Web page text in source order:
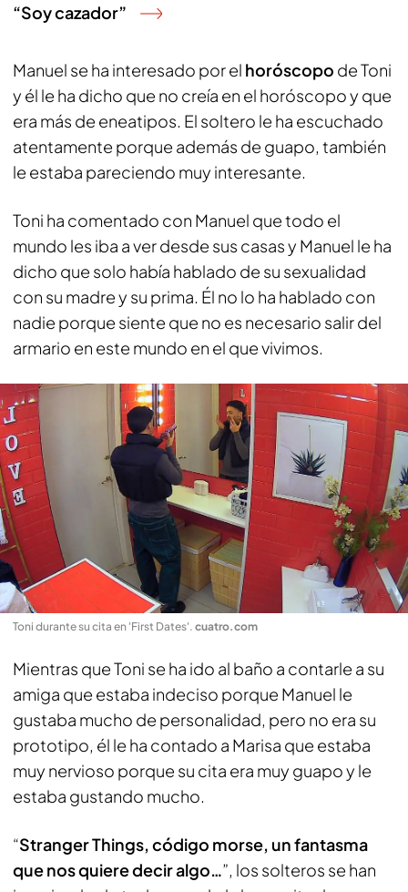
“Soy cazador”
Manuel se ha interesado por el horóscopo de Toni
y él le ha dicho que no creía en el horóscopo y que
era más de eneatipos. El soltero le ha escuchado
atentamente porque además de guapo, también
le estaba pareciendo muy interesante.
Toni ha comentado con Manuel que todo el
mundo les iba a ver desde sus casas y Manuel le ha
dicho que solo había hablado de su sexualidad
con su madre y su prima. Él no lo ha hablado con
nadie porque siente que no es necesario salir del
armario en este mundo en el que vivimos.
Toni durante su cita en 'First Dates'. cuatro.com
Mientras que Toni se ha ido al baño a contarle a su
amiga que estaba indeciso porque Manuel le
gustaba mucho de personalidad, pero no era su
prototipo, él le ha contado a Marisa que estaba
muy nervioso porque su cita era muy guapo y le
estaba gustando mucho.
“Stranger Things, código morse, un fantasma
que nos quiere decir algo…”, los solteros se han